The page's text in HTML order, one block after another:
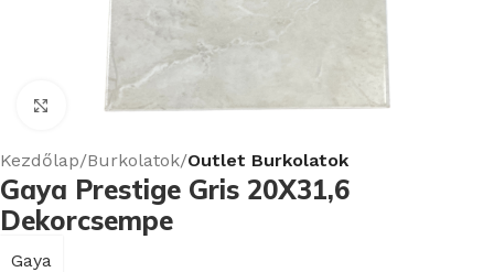
Nagyításhoz kattints ide
Kezdőlap Burkolatok Outlet Burkolatok
Gaya Prestige Gris 20X31,6
Dekorcsempe
Gaya